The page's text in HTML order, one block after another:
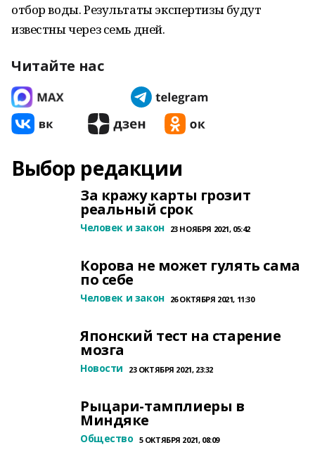
отбор воды. Результаты экспертизы будут
известны через семь дней.
Читайте нас
Выбор редакции
За кражу карты грозит
реальный срок
Человек и закон 23 НОЯБРЯ 2021, 05:42
Корова не может гулять сама
по себе
Человек и закон 26 ОКТЯБРЯ 2021, 11:30
Японский тест на старение
мозга
Новости 23 ОКТЯБРЯ 2021, 23:32
Рыцари-тамплиеры в
Миндяке
Общество 5 ОКТЯБРЯ 2021, 08:09